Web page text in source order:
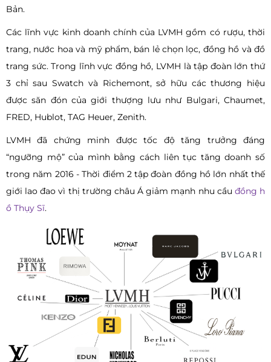
Bản.
Các lĩnh vực kinh doanh chính của LVMH gồm có rượu, thời
trang, nước hoa và mỹ phẩm, bán lẻ chọn lọc, đồng hồ và đồ
trang sức. Trong lĩnh vực đồng hồ, LVMH là tập đoàn lớn thứ
3 chỉ sau Swatch và Richemont, sở hữu các thương hiệu
được săn đón của giới thượng lưu như Bulgari, Chaumet,
FRED, Hublot, TAG Heuer, Zenith.
LVMH đã chứng minh được tốc độ tăng trưởng đáng
“ngưỡng mộ” của mình bằng cách liên tục tăng doanh số
trong năm 2016 - Thời điểm 2 tập đoàn đồng hồ lớn nhất thế
giới lao đao vì thị trường châu Á giảm mạnh nhu cầu đồng h
ồ Thụy Sĩ.